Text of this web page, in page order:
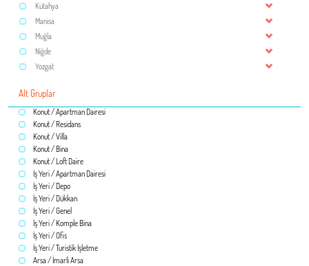
Kütahya
Manisa
Muğla
Niğde
Yozgat
Alt Gruplar
Konut / Apartman Dairesi
Konut / Residans
Konut / Villa
Konut / Bina
Konut / Loft Daire
İş Yeri / Apartman Dairesi
İş Yeri / Depo
İş Yeri / Dükkan
İş Yeri / Genel
İş Yeri / Komple Bina
İş Yeri / Ofis
İş Yeri / Turistik İşletme
Arsa / İmarli Arsa